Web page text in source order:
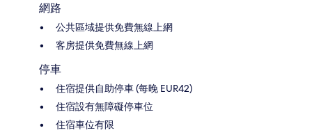
網路
公共區域提供免費無線上網
客房提供免費無線上網
停車
住宿提供自助停車 (每晚 EUR42)
住宿設有無障礙停車位
住宿車位有限